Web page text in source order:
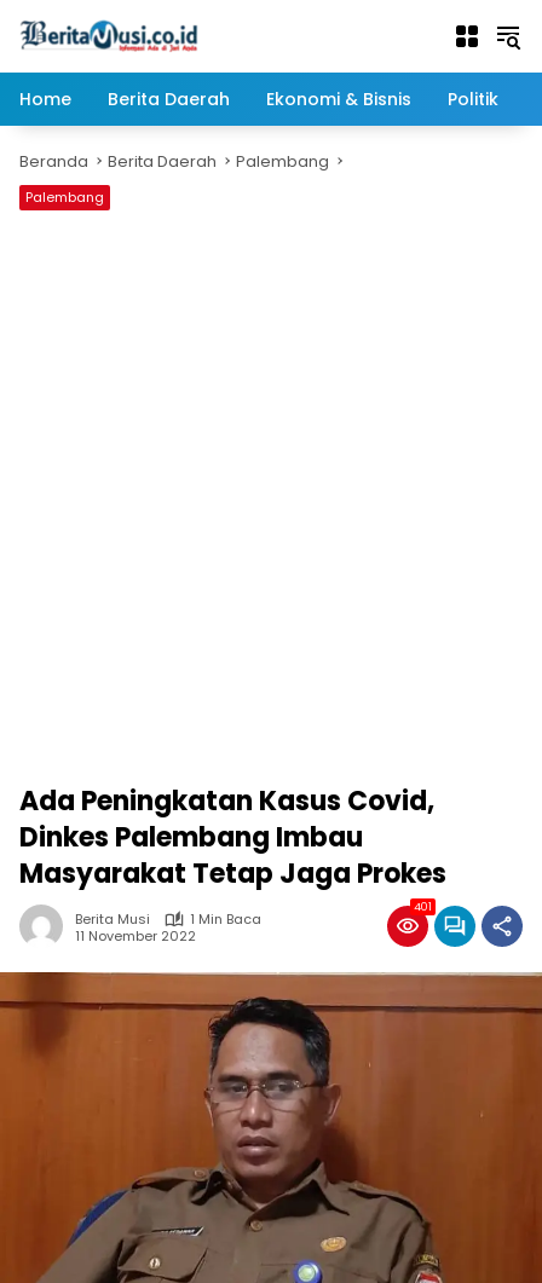
Home
Berita Daerah Ekonomi & Bisnis Politik
Beranda Berita Daerah Palembang
Palembang
Ada Peningkatan Kasus Covid,
Dinkes Palembang Imbau
Masyarakat Tetap Jaga Prokes
Berita Musi
1 Min Baca
11 November 2022
401